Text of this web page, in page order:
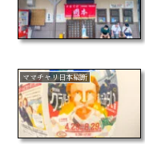
ママチャリ日本縦断